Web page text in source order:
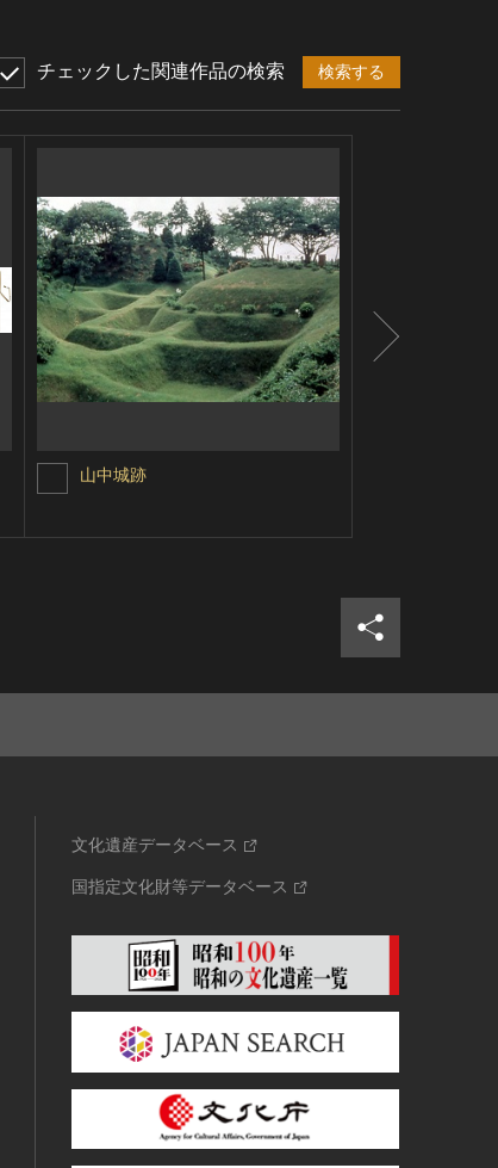
チェックした関連作品の検索 検索する
山中城跡
文化遺産データベース
国指定文化財等データベース